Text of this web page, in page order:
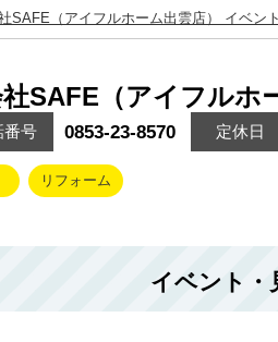
SAFE（アイフルホーム出雲店） イベン
SAFE（アイフルホ
番号 0853-23-8570 定休日
リフォーム
イベント・